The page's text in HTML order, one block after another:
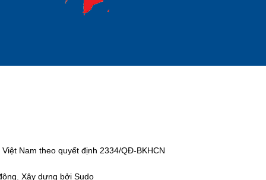
Nam theo quyết định 2334/QĐ-BKHCN
Xây dựng bởi Sudo